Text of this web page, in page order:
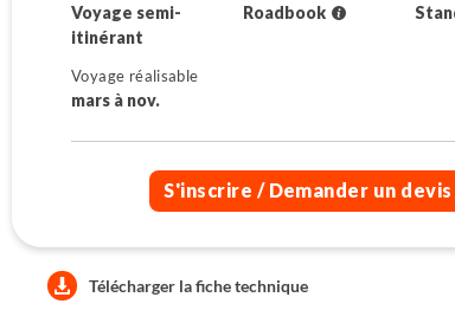
Voyage semi-
itinérant
Roadbook
Voyage réalisable
mars à nov.
S'inscrire / Demander un devis
Télécharger la fiche technique